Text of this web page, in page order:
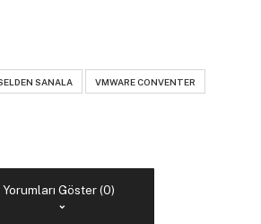
SANALA VMWARE CONVENTER
Yorumları Göster (0)